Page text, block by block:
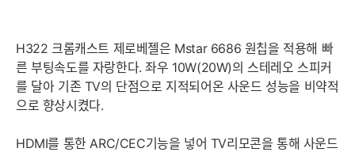
H322 크롬캐스트 제로베젤은 Mstar 6686 원칩을 적용해 빠
른 부팅속도를 자랑한다. 좌우 10W(20W)의 스테레오 스피커
를 달아 기존 TV의 단점으로 지적되어온 사운드 성능을 비약적
으로 향상시켰다.
HDMI를 통한 ARC/CEC기능을 넣어 TV리모콘을 통해 사운드